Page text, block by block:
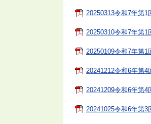
20250313令和7年第
20250310令和7年第
20250109令和7年第
20241212令和6年第
20241209令和6年第
20241025令和6年第